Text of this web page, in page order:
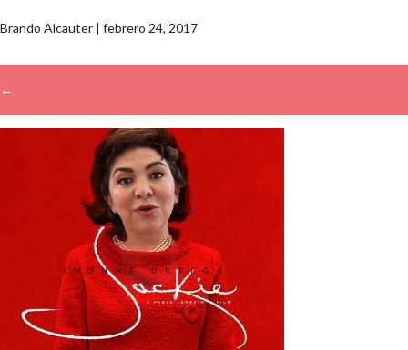
Brando Alcauter | febrero 24, 2017
←